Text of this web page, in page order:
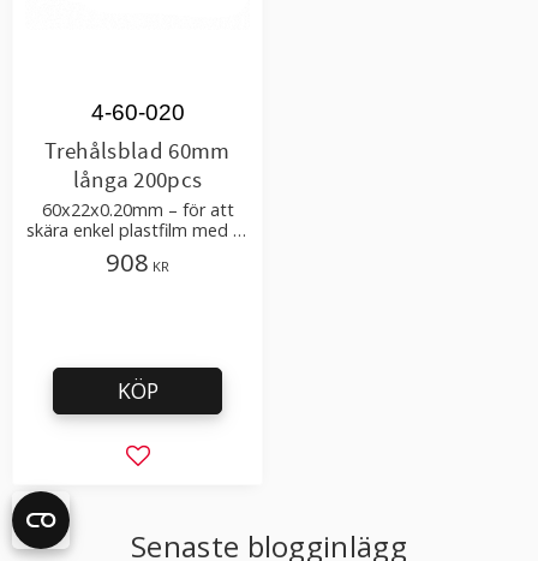
Trehålsblad 60mm
långa 200pcs
60x22x0.20mm – för att
skära enkel plastfilm med få
tillsatser
4-60-020
908 KR
Lägg till i favoriter
KÖP
Senaste blogginlägg